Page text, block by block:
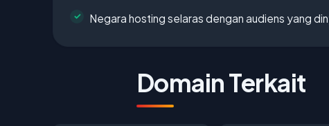
Negara hosting selaras dengan audiens yang
Domain Terkait